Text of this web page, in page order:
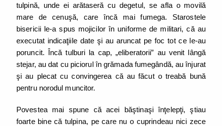
tulpină, unde ei arătaseră cu degetul, se afla o movilă
mare de cenuşă, care încă mai fumega. Starostele
bisericii le-a spus mojicilor în uniforme de militari, că au
executat indicaţiile date şi au aruncat pe foc tot ce le-au
poruncit. Încă tulburi la cap, „eliberatorii” au venit lângă
stejar, au dat cu piciorul în grămada fumegândă, au înjurat
şi au plecat cu convingerea că au făcut o treabă bună
pentru norodul muncitor.
Povestea mai spune că acei băştinaşi înţelepţi, ştiau
foarte bine că tulpina, pe care nu o cuprindeau nici zece